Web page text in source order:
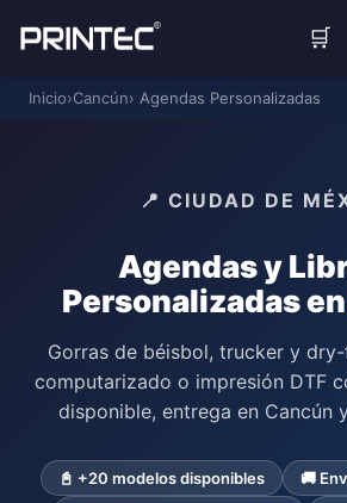
🛒
Inicio›Cancún› Agendas Personalizadas
📍 CIUDAD DE
Agendas y
Personalizadas en
Gorras de béisbol, trucker y
computarizado o impresión DTF
disponible, entrega en Cancún
📓 +20 modelos disponibles
🚚